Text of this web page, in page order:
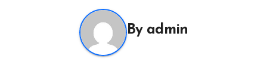
By admin